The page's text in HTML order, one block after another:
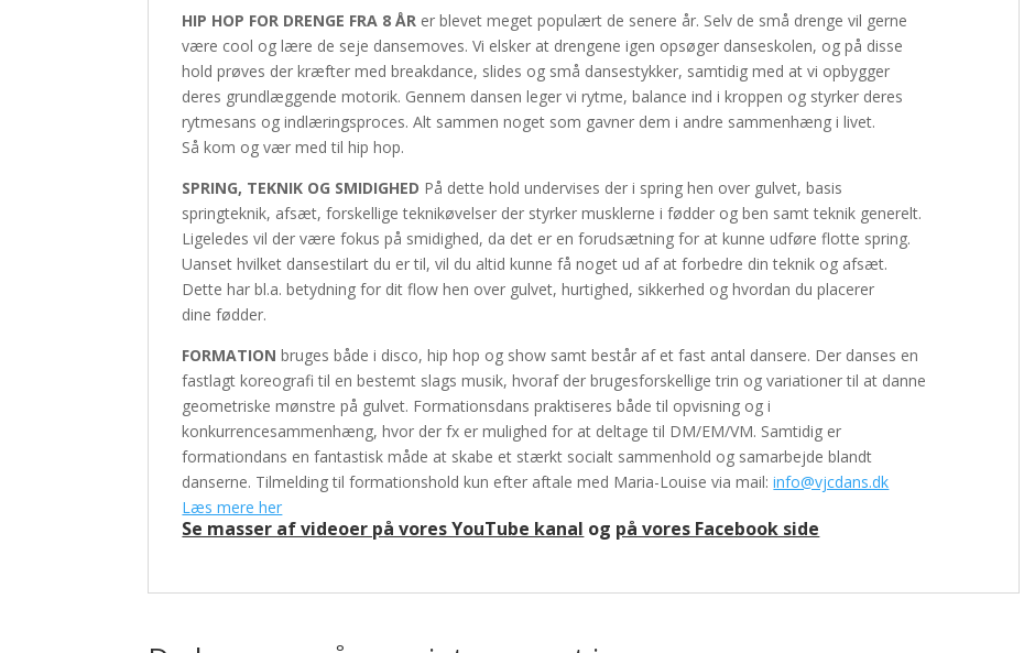
HIP HOP FOR DRENGE FRA 8 ÅR er blevet meget populært de senere år. Selv de små drenge vil gerne
være cool og lære de seje dansemoves. Vi elsker at drengene igen opsøger danseskolen, og på disse
hold prøves der kræfter med breakdance, slides og små dansestykker, samtidig med at vi opbygger
deres grundlæggende motorik. Gennem dansen leger vi rytme, balance ind i kroppen og styrker deres
rytmesans og indlæringsproces. Alt sammen noget som gavner dem i andre sammenhæng i livet.
Så kom og vær med til hip hop.
SPRING, TEKNIK OG SMIDIGHED På dette hold undervises der i spring hen over gulvet, basis
springteknik, afsæt, forskellige teknikøvelser der styrker musklerne i fødder og ben samt teknik generelt.
Ligeledes vil der være fokus på smidighed, da det er en forudsætning for at kunne udføre flotte spring.
Uanset hvilket dansestilart du er til, vil du altid kunne få noget ud af at forbedre din teknik og afsæt.
Dette har bl.a. betydning for dit flow hen over gulvet, hurtighed, sikkerhed og hvordan du placerer
dine fødder.
FORMATIONbruges både i disco, hip hop og show samt består af et fast antal dansere. Der danses en
fastlagt koreografi til en bestemt slags musik, hvoraf der brugesforskellige trin og variationer til at danne
geometriske mønstre på gulvet. Formationsdans praktiseres både til opvisning og i
konkurrencesammenhæng, hvor der fx er mulighed for at deltage til DM/EM/VM. Samtidig er
formationdans en fantastisk måde at skabe et stærkt socialt sammenhold og samarbejde blandt
danserne. Tilmelding til formationshold kun efter aftale med Maria-Louise via mail:info@vjcdans.dk
Læs mere her
Se masser af videoer på vores YouTube kanal og på vores Facebook side